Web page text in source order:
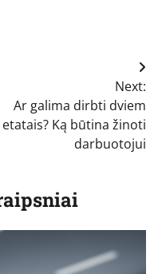
Next:
Ar galima dirbti dviem
etatais? Ką būtina žinoti
darbuotojui